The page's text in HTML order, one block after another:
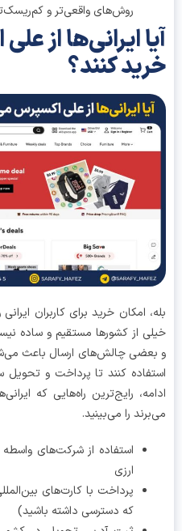
روش‌های واقعی‌تر و کم‌ریسک‌تر
ایرانی‌ها از علی
کنند؟
امکان خرید برای کاربران ایرانی
از کشورها مستقیم و ساده نیست.
چالش‌های ارسال باعث می‌شود
کنند تا پرداخت و تحویل
رایج‌ترین راه‌هایی که ایرانی‌ها
را می‌بینید.
استفاده از شرکت‌های واسطه
پرداخت با کارت‌های بین‌المللی
که دسترسی داشته باشید)